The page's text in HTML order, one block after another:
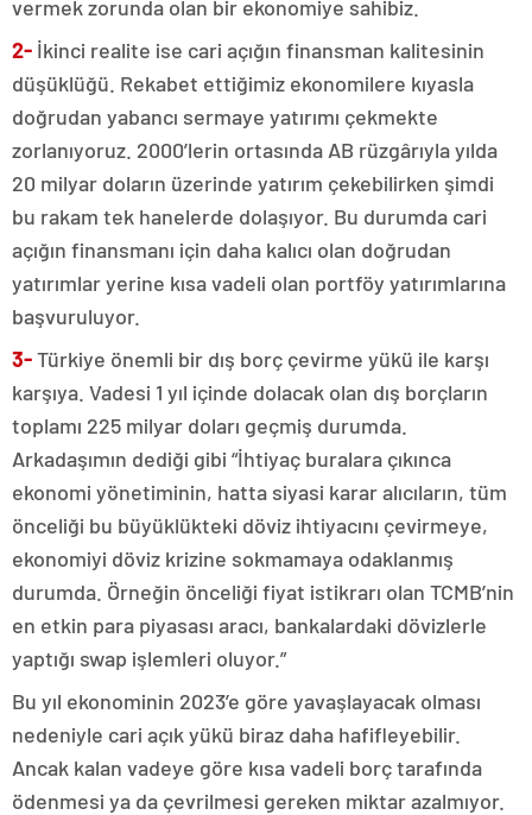
vermek zorunda olan bir ekonomiye sahibiz.
2- İkinci realite ise cari açığın finansman kalitesinin
düşüklüğü. Rekabet ettiğimiz ekonomilere kıyasla
doğrudan yabancı sermaye yatırımı çekmekte
zorlanıyoruz. 2000’lerin ortasında AB rüzgârıyla yılda
20 milyar doların üzerinde yatırım çekebilirken şimdi
bu rakam tek hanelerde dolaşıyor. Bu durumda cari
açığın finansmanı için daha kalıcı olan doğrudan
yatırımlar yerine kısa vadeli olan portföy yatırımlarına
başvuruluyor.
3-Türkiye önemli bir dış borç çevirme yükü ile karşı
karşıya. Vadesi 1 yıl içinde dolacak olan dış borçların
toplamı 225 milyar doları geçmiş durumda.
Arkadaşımın dediği gibi “İhtiyaç buralara çıkınca
ekonomi yönetiminin, hatta siyasi karar alıcıların, tüm
önceliği bu büyüklükteki döviz ihtiyacını çevirmeye,
ekonomiyi döviz krizine sokmamaya odaklanmış
durumda. Örneğin önceliği fiyat istikrarı olan TCMB’nin
en etkin para piyasası aracı, bankalardaki dövizlerle
yaptığı swap işlemleri oluyor.”
Bu yıl ekonominin 2023’e göre yavaşlayacak olması
nedeniyle cari açık yükü biraz daha hafifleyebilir.
Ancak kalan vadeye göre kısa vadeli borç tarafında
ödenmesi ya da çevrilmesi gereken miktar azalmıyor.